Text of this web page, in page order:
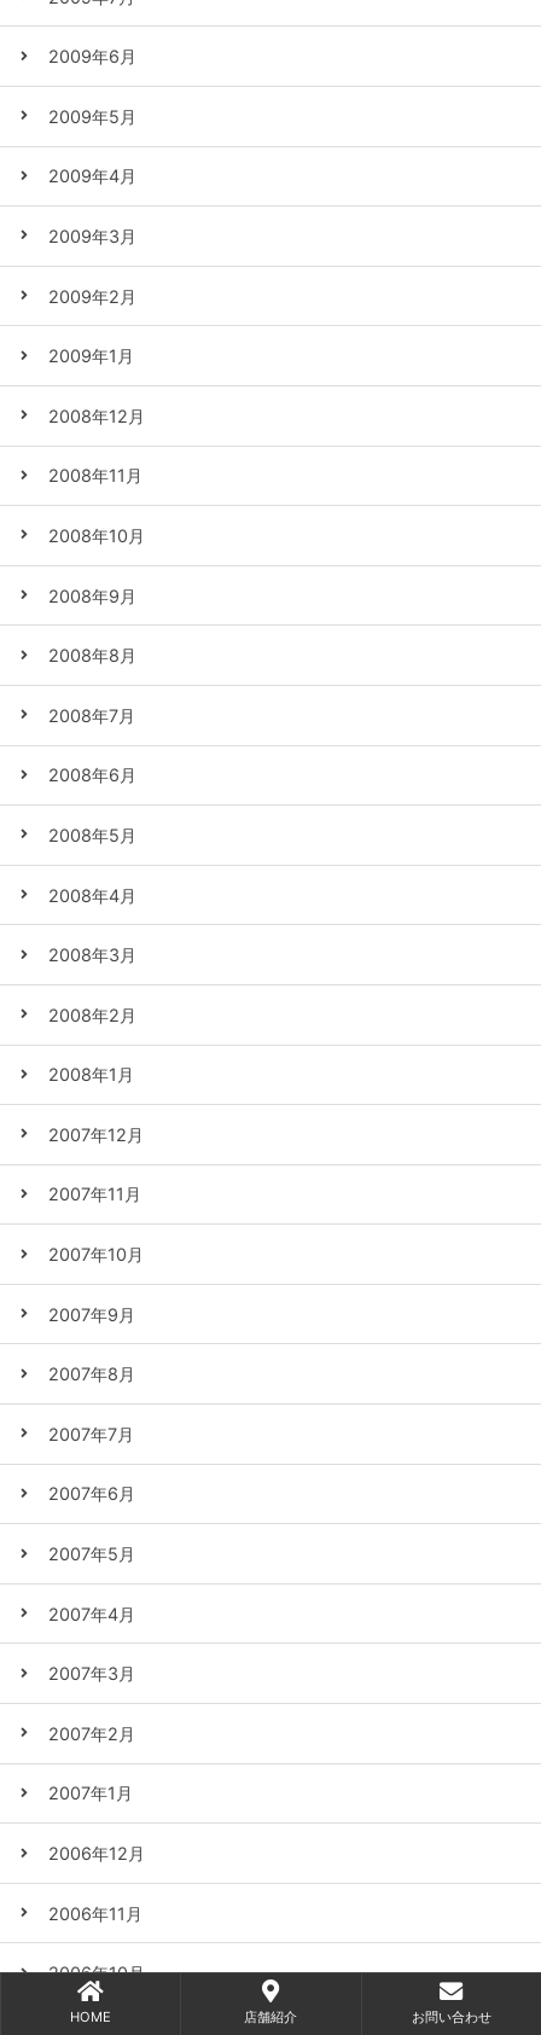
2009年6月
2009年5月
2009年4月
2009年3月
2009年2月
2009年1月
2008年12月
2008年11月
2008年10月
2008年9月
2008年8月
2008年7月
2008年6月
2008年5月
2008年4月
2008年3月
2008年2月
2008年1月
2007年12月
2007年11月
2007年10月
2007年9月
2007年8月
2007年7月
2007年6月
2007年5月
2007年4月
2007年3月
2007年2月
2007年1月
2006年12月
2006年11月
2006年10月
HOME 店舗紹介 お問い合わせ